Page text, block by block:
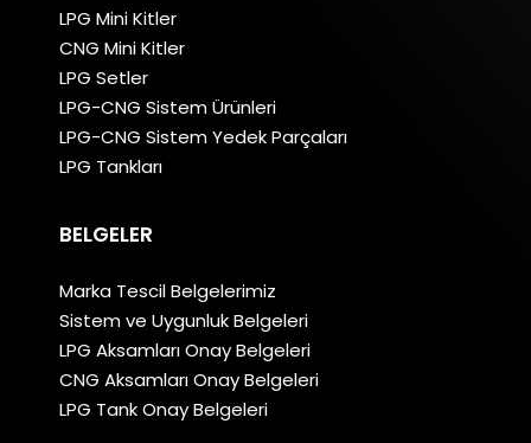
LPG Mini Kitler
CNG Mini Kitler
LPG Setler
LPG-CNG Sistem Ürünleri
LPG-CNG Sistem Yedek Parçaları
LPG Tankları
BELGELER
Marka Tescil Belgelerimiz
Sistem ve Uygunluk Belgeleri
LPG Aksamları Onay Belgeleri
CNG Aksamları Onay Belgeleri
LPG Tank Onay Belgeleri